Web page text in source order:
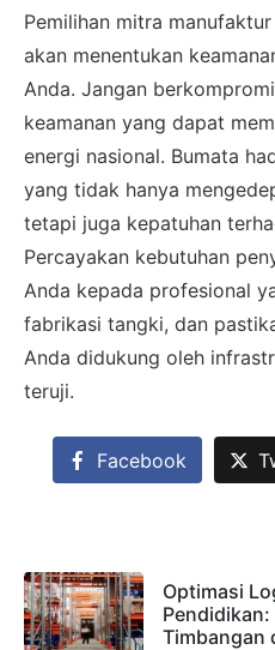
Pemilihan mitra
akan menentukan
Anda. Jangan
keamanan yang dapat
energi nasional. Bumata
yang tidak hanya
tetapi juga kepatuhan
Percayakan kebutuhan
Anda kepada profesional
fabrikasi tangki, dan
Anda didukung oleh
teruji.
Facebook
Optimasi
Timbangan
SALES ASSISTANCE
Hubungi Tim
Konsultasikan kebutuhan